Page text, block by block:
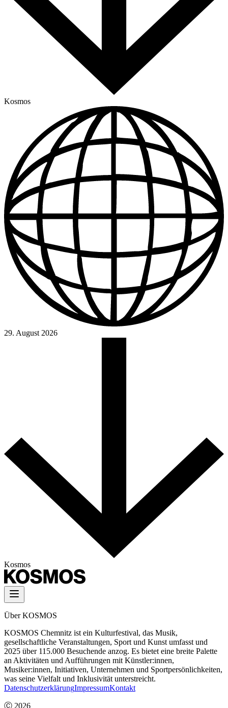
Kosmos
29. August 2026
Kosmos
Über KOSMOS
KOSMOS Chemnitz ist ein Kulturfestival, das Musik,
gesellschaftliche Veranstaltungen, Sport und Kunst umfasst und
2025 über 115.000 Besuchende anzog. Es bietet eine breite Palette
an Aktivitäten und Aufführungen mit Künstler:innen,
Musiker:innen, Initiativen, Unternehmen und Sportpersönlichkeiten,
was seine Vielfalt und Inklusivität unterstreicht.
DatenschutzerklärungImpressumKontakt
Ⓒ 2026